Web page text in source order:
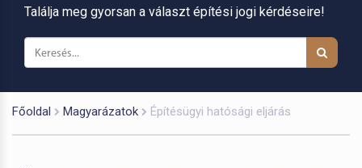
Találja meg gyorsan a választ építési jogi kérdéseire!
Főoldal Magyarázatok Építésügyi hatósági eljárás